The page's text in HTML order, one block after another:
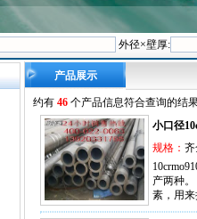
外径×壁厚:
产品展示
约有 46 个产品信息符合查询的结
小口径
规格： 齐
产两种
素，用